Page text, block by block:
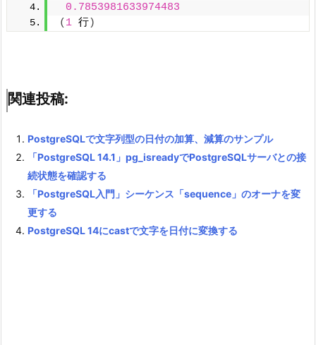
0.7853981633974483
( 1 行)
関連投稿:
PostgreSQLで文字列型の日付の加算、減算のサンプル
「PostgreSQL 14.1」pg_isreadyでPostgreSQLサーバとの接
続状態を確認する
「PostgreSQL入門」シーケンス「sequence」のオーナを変
更する
PostgreSQL 14にcastで文字を日付に変換する